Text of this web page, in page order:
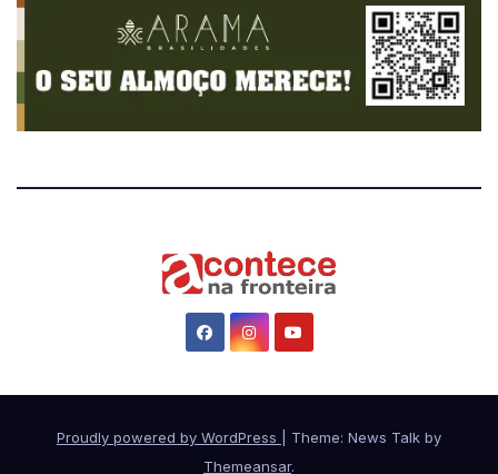
Proudly powered by WordPress
Theme: News Talk by
Themeansar.